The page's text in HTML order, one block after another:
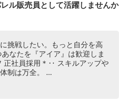
ル販売員として活躍しませんか
挑戦したい。もっと自分を高
なたを『アイア』は歓迎しま
正社員採用＊‥ スキルアップや
制は万全。 ...